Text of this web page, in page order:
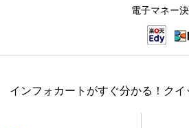
電子マネー
インフォカートがすぐ分かる！クイ